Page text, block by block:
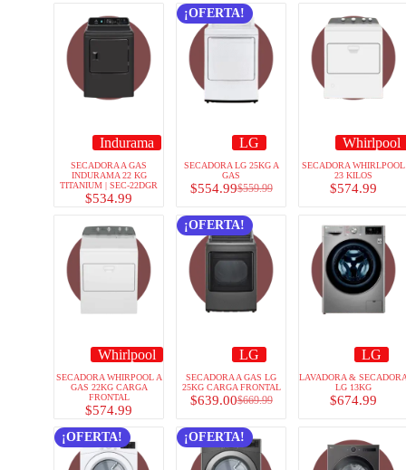
Indurama
SECADORA A GAS
INDURAMA 22 KG
TITANIUM | SEC-22DGR
$534.99
¡OFERTA!
LG
SECADORA LG 25KG A
GAS
$559.99
$554.99
Whirlpool
SECADORA WHIRLPOOL
23 KILOS
$574.99
Whirlpool
SECADORA WHIRPOOL A
GAS 22KG CARGA
FRONTAL
$574.99
¡OFERTA!
LG
SECADORA A GAS LG
25KG CARGA FRONTAL
$669.99
$639.00
LG
LAVADORA &
LG 13KG
$674.99
¡OFERTA! ¡OFERTA!